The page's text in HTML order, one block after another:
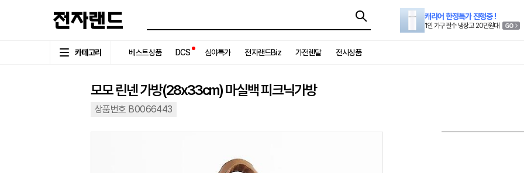
캐리어 한정특가 진행중 !
1인 가구 필수 냉장고 20만원대
카테고리 베스트상품 DCS 심야특가 전자랜드Biz 가전렌탈 전시상품
모모 린넨 가방(28x33cm) 마실백 피크닉가방
상품번호 B0066443